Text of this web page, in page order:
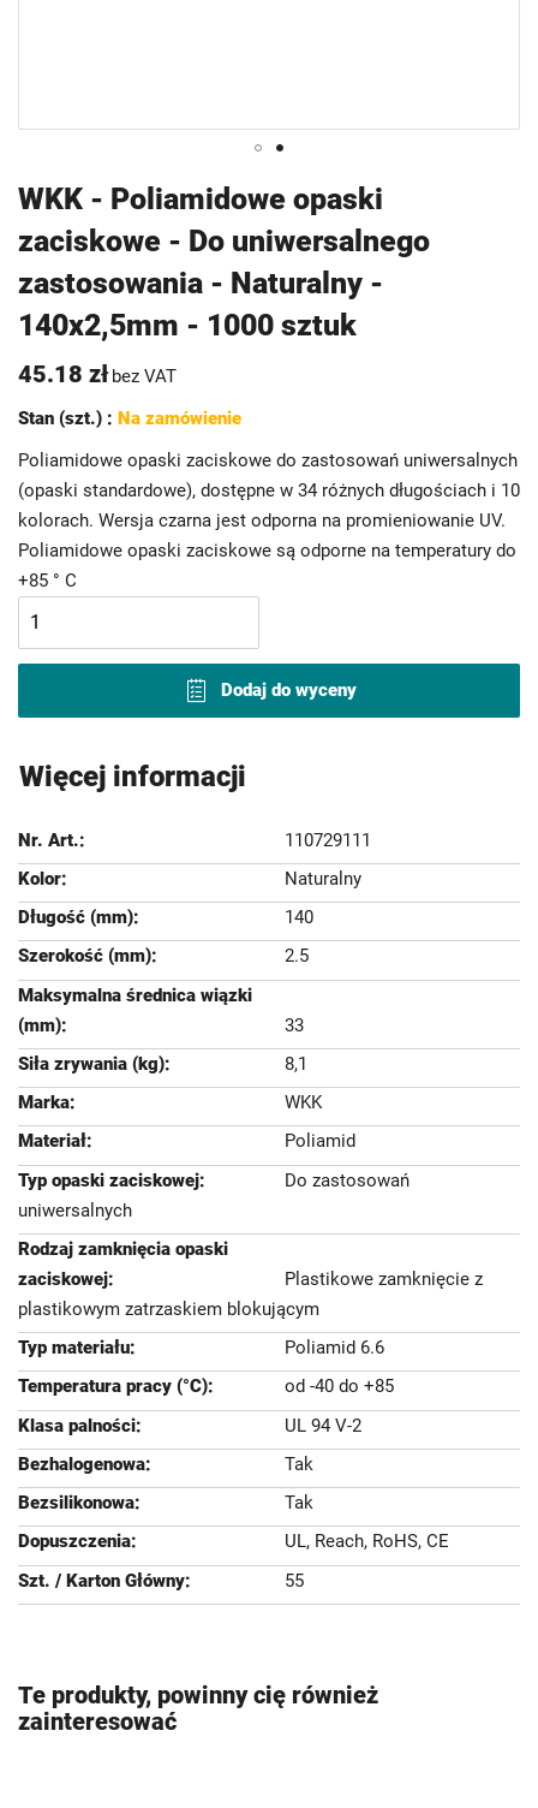
WKK - Poliamidowe opaski
zaciskowe - Do uniwersalnego
zastosowania - Naturalny -
140x2,5mm - 1000 sztuk
45.18 zł bez VAT
Stan (szt.) : Na zamówienie
Poliamidowe opaski zaciskowe do zastosowań uniwersalnych
(opaski standardowe), dostępne w 34 różnych długościach i 10
kolorach. Wersja czarna jest odporna na promieniowanie UV.
Poliamidowe opaski zaciskowe są odporne na temperatury do
+85 ° C
Dodaj do wyceny
na
początek
Więcej informacji
110729111
Naturalny
140
2.5
33
8,1
WKK
Poliamid
Do zastosowań
uniwersalnych
Plastikowe zamknięcie z
plastikowym zatrzaskiem blokującym
Poliamid 6.6
od -40 do +85
UL 94 V-2
Tak
Tak
UL, Reach, RoHS, CE
55
Te produkty, powinny cię również
zainteresować